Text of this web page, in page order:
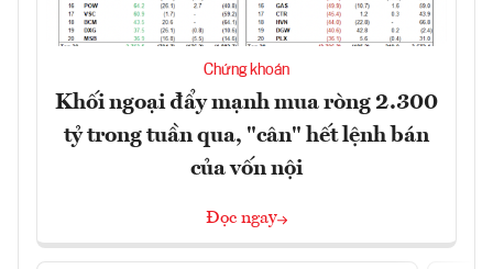
Chứng khoán
Khối ngoại đẩy mạnh mua ròng 2.300
tỷ trong tuần qua, "cân" hết lệnh bán
của vốn nội
Đọc ngay